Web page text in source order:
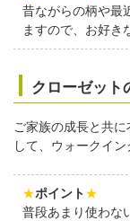
昔ながらの柄や最
ますので、お好き
クローゼット
ご家族の成長と共
して、ウォークイ
★ポイント★
普段あまり使わな